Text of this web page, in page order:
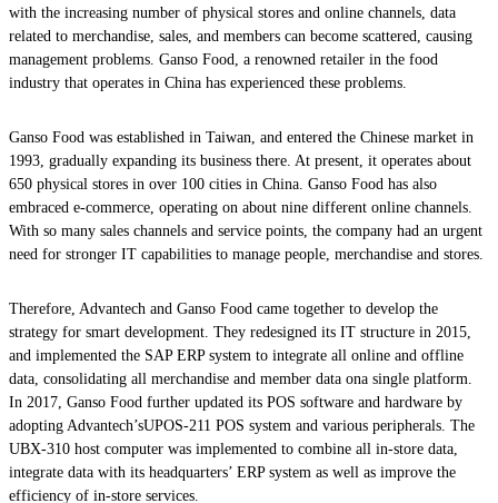
with the increasing number of physical stores and online channels, data
related to merchandise, sales, and members can become scattered, causing
management problems. Ganso Food, a renowned retailer in the food
industry that operates in China has experienced these problems.
Ganso Food was established in Taiwan, and entered the Chinese market in
1993, gradually expanding its business there. At present, it operates about
650 physical stores in over 100 cities in China. Ganso Food has also
embraced e-commerce, operating on about nine different online channels.
With so many sales channels and service points, the company had an urgent
need for stronger IT capabilities to manage people, merchandise and stores.
Therefore, Advantech and Ganso Food came together to develop the
strategy for smart development. They redesigned its IT structure in 2015,
and implemented the SAP ERP system to integrate all online and offline
data, consolidating all merchandise and member data ona single platform.
In 2017, Ganso Food further updated its POS software and hardware by
adopting Advantech’sUPOS-211 POS system and various peripherals. The
UBX-310 host computer was implemented to combine all in-store data,
integrate data with its headquarters’ ERP system as well as improve the
efficiency of in-store services.